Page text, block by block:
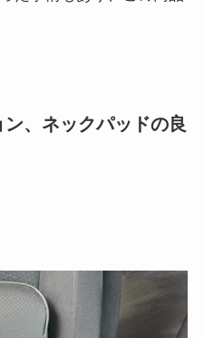
、ネックパッドの良